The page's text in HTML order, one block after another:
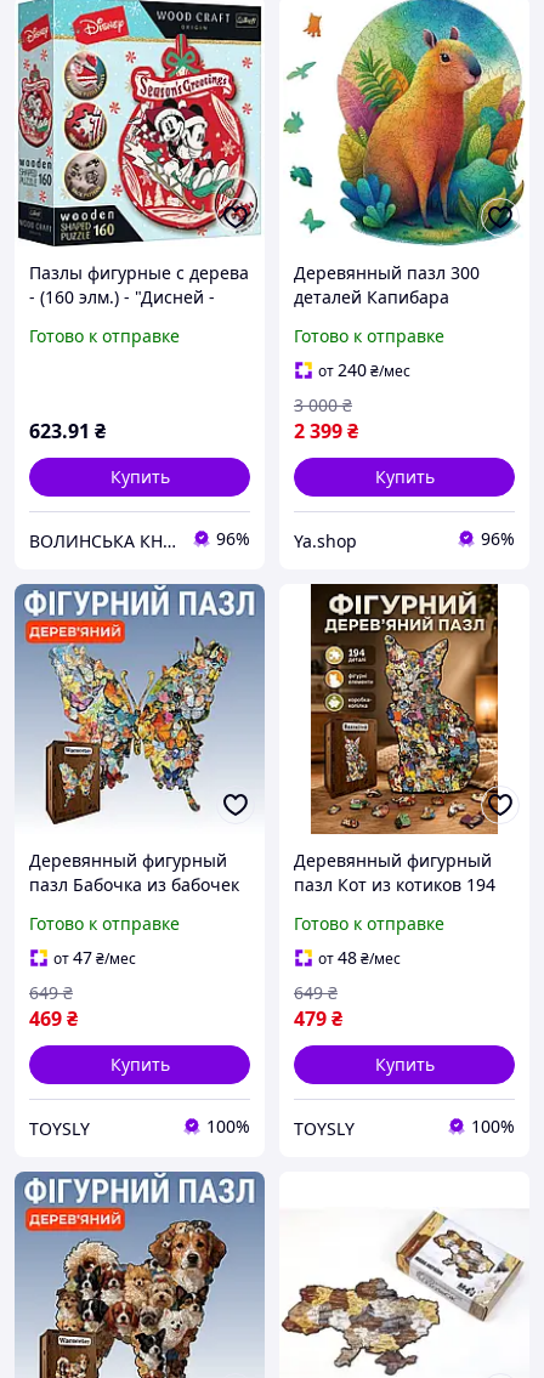
Пазлы фигурные с дерева
- (160 элм.) - "Дисней -
Мини" / Trefl
Готово к отправке
623.91 ₴
Купить
ВОЛИНСЬКА КНОПКА 96%
Деревянный пазл 300
деталей Капибара
jigsaw puzzle из дерева,
развивающая игра для
взрослых и детей
Готово к отправке
от240₴/мес
2 399₴
3 000 ₴
Купить
Ya.shop 96%
Деревянный фигурный
пазл Бабочка из бабочек
Головоломка для детей и
взрослых в деревянной
коробке
Готово к отправке
от47₴/мес
469₴
649 ₴
Купить
TOYSLY 100%
Деревянный фигурный
пазл Кот из котиков 194
Головоломка для детей и
взрослых в деревянной
коробке
Готово к отправке
от48₴/мес
479₴
649 ₴
Купить
TOYSLY 100%